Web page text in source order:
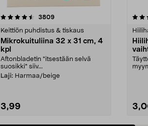
3809arvostelut
Keittiön puhdistus & tiskaus
Mikrokuituliina 32 x 31 cm, 4
kpl
Aftonbladetin "itsestään selvä
suosikki" siiv...
Laji: Harmaa/beige
3,99
4.5viidestä